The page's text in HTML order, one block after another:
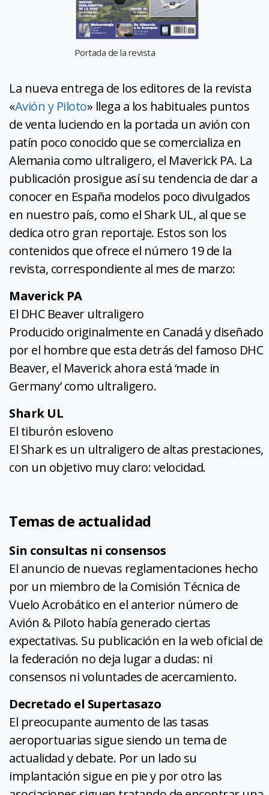
Portada de la revista
La nueva entrega de los editores de la revista
«Avión y Piloto» llega a los habituales puntos
de venta luciendo en la portada un avión con
patín poco conocido que se comercializa en
Alemania como ultraligero, el Maverick PA. La
publicación prosigue así su tendencia de dar a
conocer en España modelos poco divulgados
en nuestro país, como el Shark UL, al que se
dedica otro gran reportaje. Estos son los
contenidos que ofrece el número 19 de la
revista, correspondiente al mes de marzo:
Maverick PA
El DHC Beaver ultraligero
Producido originalmente en Canadá y diseñado
por el hombre que esta detrás del famoso DHC
Beaver, el Maverick ahora está ‘made in
Germany’ como ultraligero.
Shark UL
El tiburón esloveno
El Shark es un ultraligero de altas prestaciones,
con un objetivo muy claro: velocidad.
Temas de actualidad
Sin consultas ni consensos
El anuncio de nuevas reglamentaciones hecho
por un miembro de la Comisión Técnica de
Vuelo Acrobático en el anterior número de
Avión & Piloto había generado ciertas
expectativas. Su publicación en la web oficial de
la federación no deja lugar a dudas: ni
consensos ni voluntades de acercamiento.
Decretado el Supertasazo
El preocupante aumento de las tasas
aeroportuarias sigue siendo un tema de
actualidad y debate. Por un lado su
implantación sigue en pie y por otro las